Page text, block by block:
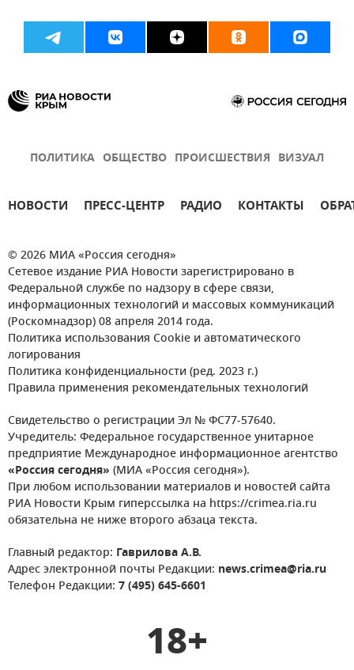
ПОЛИТИКА ОБЩЕСТВО ПРОИСШЕСТВИЯ ВИЗУАЛ
НОВОСТИ ПРЕСС-ЦЕНТР РАДИО КОНТАКТЫ
© 2026 МИА «Россия сегодня»
Сетевое издание РИА Новости зарегистрировано в
Федеральной службе по надзору в сфере связи,
информационных технологий и массовых коммуникаций
(Роскомнадзор) 08 апреля 2014 года.
Политика использования Cookie и автоматического
логирования
Политика конфиденциальности (ред. 2023 г.)
Правила применения рекомендательных технологий
Свидетельство о регистрации Эл № ФС77-57640.
Учредитель: Федеральное государственное унитарное
предприятие Международное информационное агентство
«Россия сегодня» (МИА «Россия сегодня»).
При любом использовании материалов и новостей сайта
РИА Новости Крым гиперссылка на https://crimea.ria.ru
обязательна не ниже второго абзаца текста.
Главный редактор: Гаврилова А.В.
Адрес электронной почты Редакции: news.crimea@ria.ru
Телефон Редакции: 7 (495) 645-6601
18+